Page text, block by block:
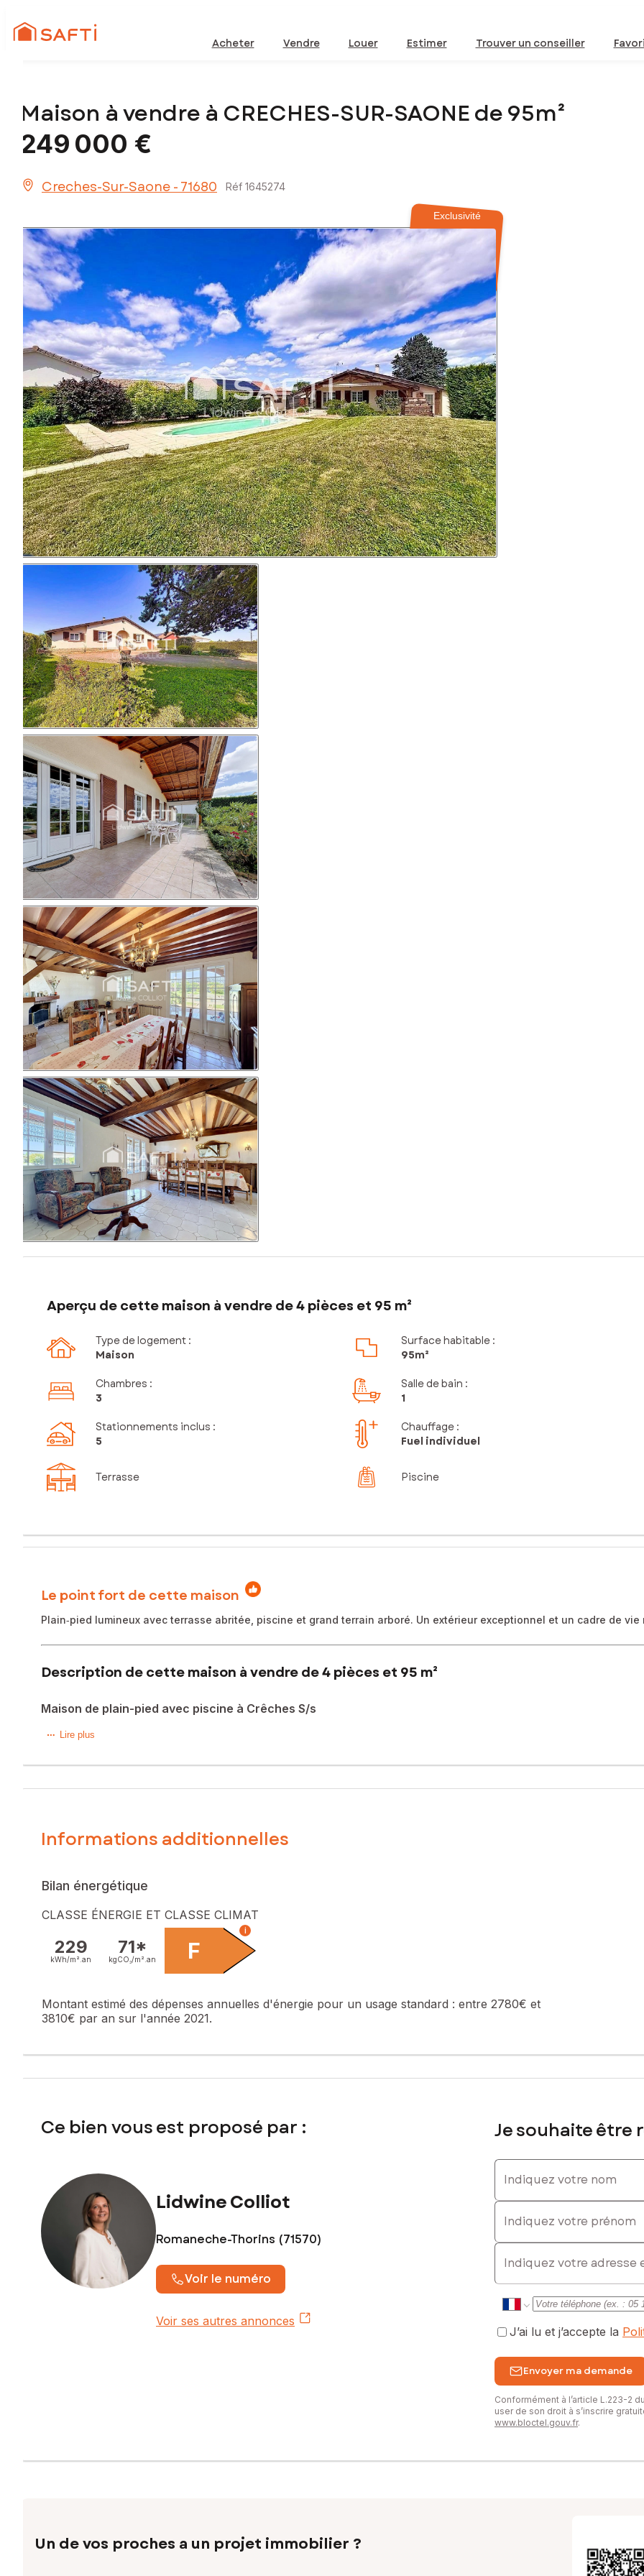
Acheter Vendre Louer Estimer Trouver un conseiller
Maison à vendre à CRECHES-SUR-SAONE de 95m²
249 000 €
Creches-Sur-Saone - 71680 Réf 1645274
Exclusivité
Aperçu de cette maison à vendre de 4 pièces et 95 m²
Type de logement :
Maison
Surface habitable :
95m²
Chambres :
3
Salle de bain :
1
Stationnements inclus :
5
Chauffage :
Fuel individuel
Terrasse Piscine
Le point fort de cette maison
Plain‑pied lumineux avec terrasse abritée, piscine et grand terrain arboré. Un extérieur exceptionnel et un cadre de vie
Description de cette maison à vendre de 4 pièces et 95 m²
Maison de plain-pied avec piscine à Crêches S/s
À Crêches-sur-Saône, maison de plain-pied d’environ 95 m² offre un cadre de vie rare, où l’extérieur devient un véritable art
prolongement de la maison, invite aux repas en plein air et aux soirées d’été. La piscine, parfaitement intégrée, promet
envie de s’y projeter.
Prix de vente : 249 000 €
Honoraires charge vendeur
Contactez votre conseiller SAFTI : Lidwine COLLIOT, Tél. : 0651072036, E-mail : lidwine.colliot@safti.fr - EI - Agent commercial
Lire plus
Informations additionnelles
Bilan énergétique
CLASSE ÉNERGIE ET CLASSE CLIMAT
229
kWh/m². an
71*
kgCO₂/m². an F
i
Montant estimé des dépenses annuelles d'énergie pour un usage standard : entre 2780€ et
3810€ par an sur l'année 2021.
Ce bien vous est proposé par :
Lidwine Colliot
Romaneche-Thorins (71570)
Voir le numéro
Voir ses autres annonces
Je souhaite être
Indiquez votre nom
Indiquez votre prénom
E-mail
J’ai lu et j’accepte la
Envoyer ma demande
Conformément à l’article L.223-2
user de son droit à s’inscrire
www.bloctel.gouv.fr.
Un de vos proches a un projet immobilier ?